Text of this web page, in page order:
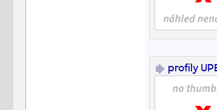
profily